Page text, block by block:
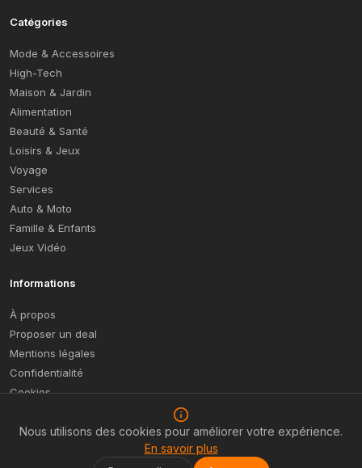
Catégories
Mode & Accessoires
High-Tech
Maison & Jardin
Alimentation
Beauté & Santé
Loisirs & Jeux
Voyage
Services
Auto & Moto
Famille & Enfants
Jeux Vidéo
Informations
À propos
Proposer un deal
Mentions légales
Confidentialité
Cookies
Nous utilisons des cookies pour améliorer votre expérience.
En savoir plus